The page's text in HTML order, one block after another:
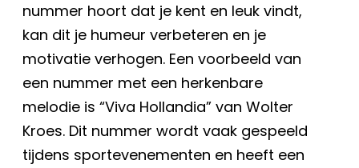
nummer hoort dat je kent en leuk vindt,
kan dit je humeur verbeteren en je
motivatie verhogen. Een voorbeeld van
een nummer met een herkenbare
melodie is “Viva Hollandia” van Wolter
Kroes. Dit nummer wordt vaak gespeeld
tijdens sportevenementen en heeft een